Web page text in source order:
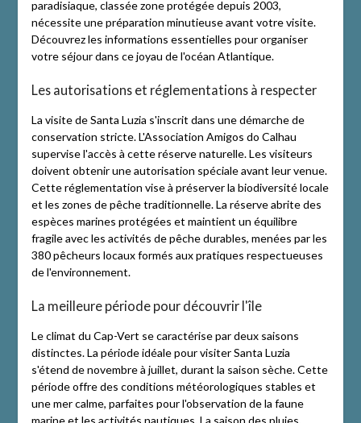
paradisiaque, classée zone protégée depuis 2003,
nécessite une préparation minutieuse avant votre visite.
Découvrez les informations essentielles pour organiser
votre séjour dans ce joyau de l'océan Atlantique.
Les autorisations et réglementations à respecter
La visite de Santa Luzia s'inscrit dans une démarche de
conservation stricte. L'Association Amigos do Calhau
supervise l'accès à cette réserve naturelle. Les visiteurs
doivent obtenir une autorisation spéciale avant leur venue.
Cette réglementation vise à préserver la biodiversité locale
et les zones de pêche traditionnelle. La réserve abrite des
espèces marines protégées et maintient un équilibre
fragile avec les activités de pêche durables, menées par les
380 pêcheurs locaux formés aux pratiques respectueuses
de l'environnement.
La meilleure période pour découvrir l'île
Le climat du Cap-Vert se caractérise par deux saisons
distinctes. La période idéale pour visiter Santa Luzia
s'étend de novembre à juillet, durant la saison sèche. Cette
période offre des conditions météorologiques stables et
une mer calme, parfaites pour l'observation de la faune
marine et les activités nautiques. La saison des pluies,